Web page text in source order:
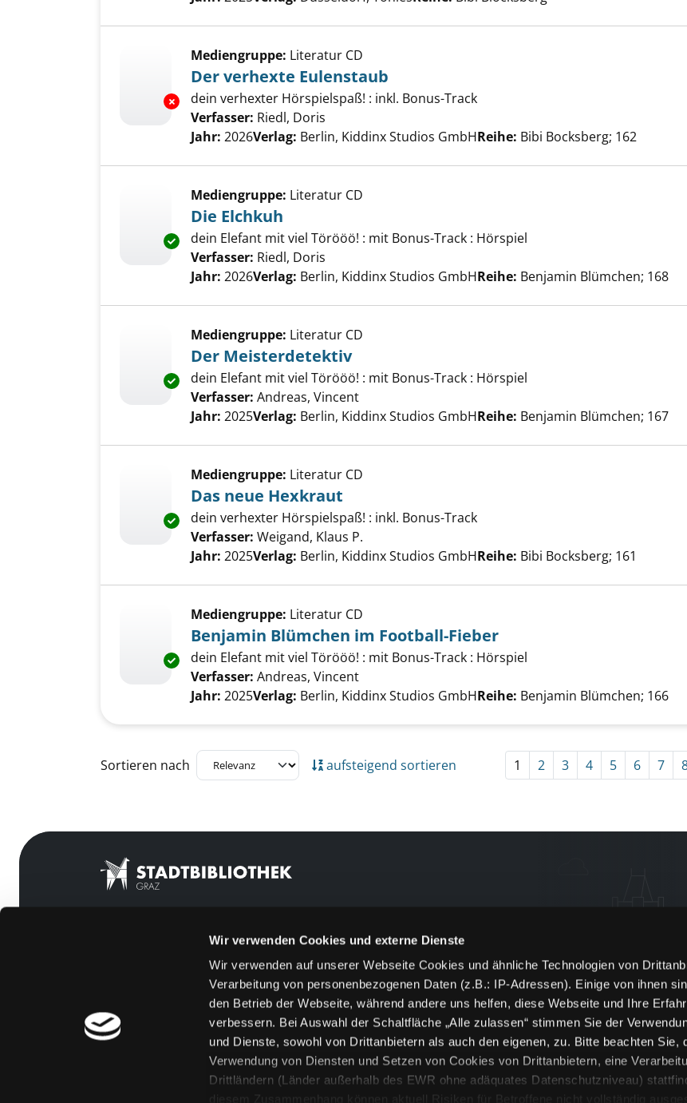
Wir verwenden Cookies und externe Dienste
Wir verwenden auf unserer Webseite Cookies und ähnliche Technologien von
Verarbeitung von personenbezogenen Daten (z.B.: IP-Adressen). Einige von ihnen
den Betrieb der Webseite, während andere uns helfen, diese Webseite und Ihre
verbessern. Bei Auswahl der Schaltfläche „Alle zulassen“ stimmen Sie der
und Dienste, sowohl von Drittanbietern als auch den eigenen, zu. Bitte beachten Sie,
Verwendung von Diensten und Setzen von Cookies von Drittanbietern, eine
Drittländern (Länder außerhalb des EWR ohne adäquates Datenschutzniveau)
diesem Zusammenhang können aktuell Risiken für Betroffene nicht vollständig
Exemplar-Details von Der verhexte Eulenstaub anzeigen
Mediengruppe: Literatur CD
Der verhexte Eulenstaub
dein verhexter Hörspielspaß! : inkl. Bonus-Track
Verfasser: Riedl, Doris
Jahr: 2026Verlag: Berlin, Kiddinx Studios GmbHReihe: Bibi Bocksberg; 162
Exemplar-Details von Die Elchkuh anzeigen
Mediengruppe: Literatur CD
Die Elchkuh
dein Elefant mit viel Törööö! : mit Bonus-Track : Hörspiel
Verfasser: Riedl, Doris
Jahr: 2026Verlag: Berlin, Kiddinx Studios GmbHReihe: Benjamin Blümchen; 168
Exemplar-Details von Der Meisterdetektiv anzeigen
Mediengruppe: Literatur CD
Der Meisterdetektiv
dein Elefant mit viel Törööö! : mit Bonus-Track : Hörspiel
Verfasser: Andreas, Vincent
Jahr: 2025Verlag: Berlin, Kiddinx Studios GmbHReihe: Benjamin Blümchen; 167
Exemplar-Details von Das neue Hexkraut anzeigen
Mediengruppe: Literatur CD
Das neue Hexkraut
dein verhexter Hörspielspaß! : inkl. Bonus-Track
Verfasser: Weigand, Klaus P.
Jahr: 2025Verlag: Berlin, Kiddinx Studios GmbHReihe: Bibi Bocksberg; 161
Exemplar-Details von Benjamin Blümchen im Football-Fieber anzeigen
Mediengruppe: Literatur CD
Benjamin Blümchen im Football-Fieber
dein Elefant mit viel Törööö! : mit Bonus-Track : Hörspiel
Verfasser: Andreas, Vincent
Jahr: 2025Verlag: Berlin, Kiddinx Studios GmbHReihe: Benjamin Blümchen; 166
Zu den Suchfiltern springen
Sortieren nach aufsteigend sortieren 1 2 3 4 5 6 7
[kju:b]
Feedback
Kontakt
Über uns
Jobs
Medienwunsch
FAQs